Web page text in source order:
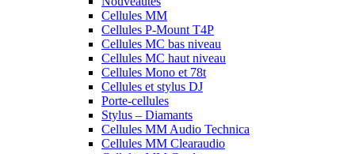
Cellules MM
Cellules P-Mount T4P
Cellules MC bas niveau
Cellules MC haut niveau
Cellules Mono et 78t
Cellules et stylus DJ
Porte-cellules
Stylus – Diamants
Cellules MM Audio Technica
Cellules MM Clearaudio